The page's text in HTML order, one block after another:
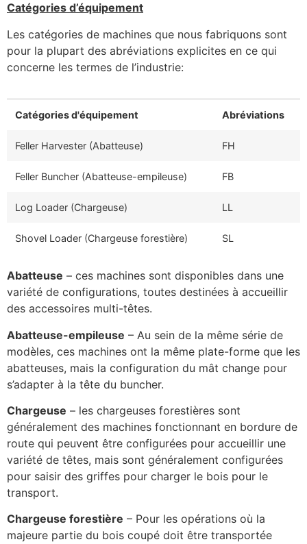
Catégories d’équipement
Les catégories de machines que nous fabriquons sont
pour la plupart des abréviations explicites en ce qui
concerne les termes de l’industrie:
Catégories d'équipement Abréviations
Feller Harvester (Abatteuse) FH
Feller Buncher (Abatteuse-empileuse) FB
Log Loader (Chargeuse) LL
Shovel Loader (Chargeuse forestière) SL
Abatteuse – ces machines sont disponibles dans une
variété de configurations, toutes destinées à accueillir
des accessoires multi-têtes.
Abatteuse-empileuse – Au sein de la même série de
modèles, ces machines ont la même plate-forme que les
abatteuses, mais la configuration du mât change pour
s’adapter à la tête du buncher.
Chargeuse – les chargeuses forestières sont
généralement des machines fonctionnant en bordure de
route qui peuvent être configurées pour accueillir une
variété de têtes, mais sont généralement configurées
pour saisir des griffes pour charger le bois pour le
transport.
Chargeuse forestière – Pour les opérations où la
majeure partie du bois coupé doit être transportée